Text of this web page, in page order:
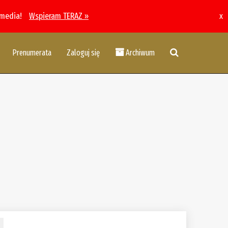
Wspieram TERAZ » x
Prenumerata Zaloguj się Archiwum